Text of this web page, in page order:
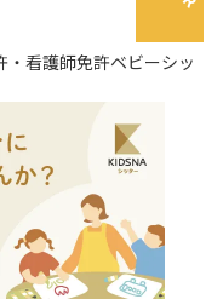
看護師免許ベビーシッ